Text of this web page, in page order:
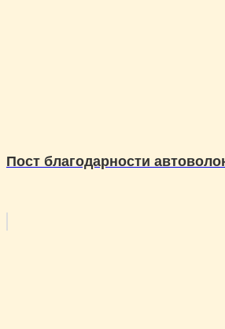
Пост благодарности